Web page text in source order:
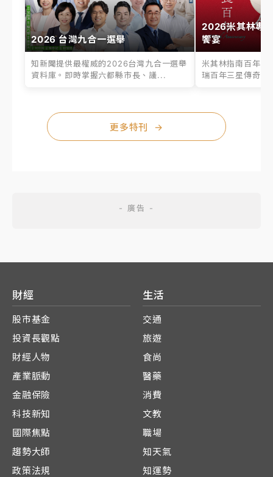
2026 台灣九合一選舉
知新聞提供最權威的2026台灣九合一選舉
資料庫。即時掌握六都縣市長、議...
2026米其林專
饗宴
米其林指南百年之
瑞百年三星傳奇、
更多特刊 →
財經
股市基金
投資長觀點
財經人物
產業脈動
金融保險
科技新知
國際焦點
趨勢大師
政策法規
生活
交通
旅遊
食尚
醫藥
消費
文教
職場
知天氣
知運勢